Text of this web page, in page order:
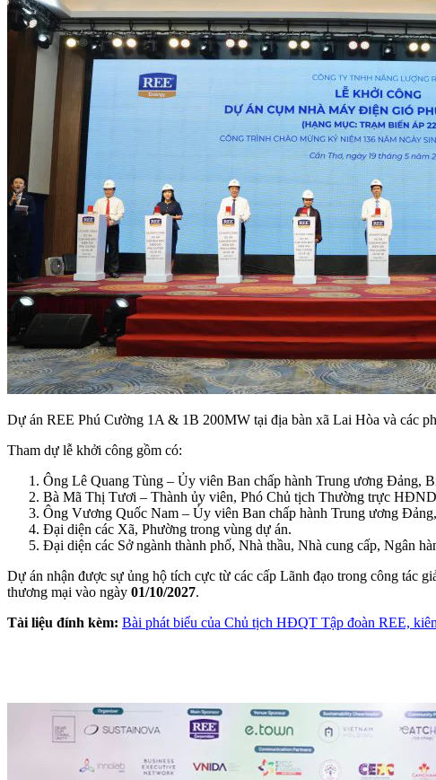
Dự án REE Phú Cường 1A & 1B 200MW tại địa bàn xã Lai Hòa và các
Tham dự lễ khởi công gồm có:
Ông Lê Quang Tùng – Ủy viên Ban chấp hành Trung ương Đảng,
Bà Mã Thị Tươi – Thành ủy viên, Phó Chủ tịch Thường trực
Ông Vương Quốc Nam – Ủy viên Ban chấp hành Trung ương
Đại diện các Xã, Phường trong vùng dự án.
Đại diện các Sở ngành thành phố, Nhà thầu, Nhà cung cấp, Ngân
Dự án nhận được sự ủng hộ tích cực từ các cấp Lãnh đạo trong công tác
thương mại vào ngày 01/10/2027.
Tài liệu đính kèm: Bài phát biểu của Chủ tịch HĐQT Tập đoàn REE,